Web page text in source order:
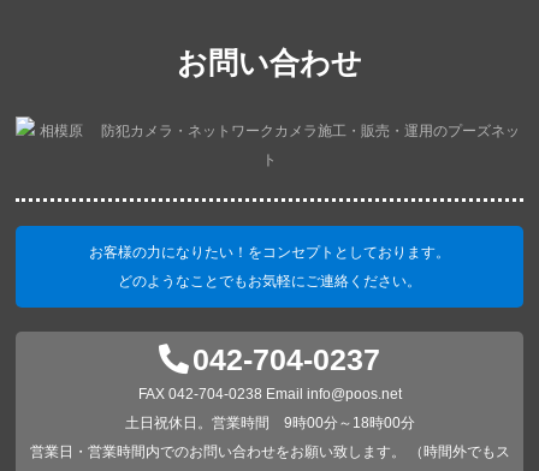
お問い合わせ
お客様の力になりたい！をコンセプトとしております。
どのようなことでもお気軽にご連絡ください。
042-704-0237
FAX 042-704-0238 Email info@poos.net
土日祝休日。営業時間 9時00分～18時00分
営業日・営業時間内でのお問い合わせをお願い致します。 （時間外でもス